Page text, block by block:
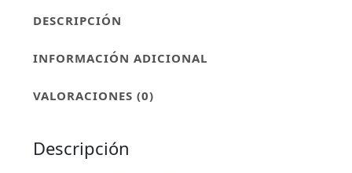
DESCRIPCIÓN
INFORMACIÓN ADICIONAL
VALORACIONES (0)
Descripción